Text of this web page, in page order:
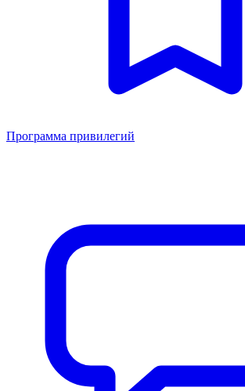
Программа привилегий